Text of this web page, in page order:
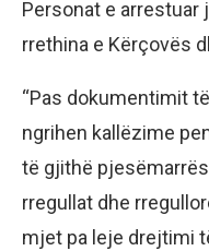
Personat e arrestuar
rrethina e Kërçovës
“Pas dokumentimit
ngrihen kallëzime
të gjithë
rregullat dhe
mjet pa leje drejtimi